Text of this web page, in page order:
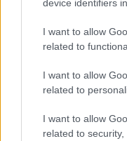
device identifiers
I want to allow
related to
I want to allow
related to
I want to allow
related to
LIFESTYLE 08·08·2026
σχέση που θυμίζει
πάνω από τέσσερα